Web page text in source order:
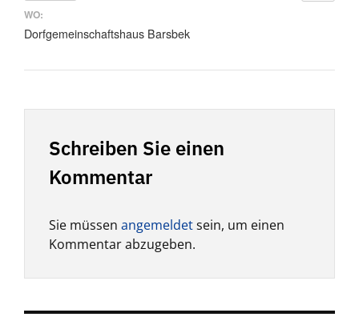
WO:
Dorfgemeinschaftshaus Barsbek
Schreiben Sie einen
Kommentar
Sie müssen angemeldetsein, um einen
Kommentar abzugeben.